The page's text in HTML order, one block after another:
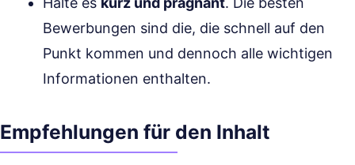
Bewerbungen sind die, die schnell auf den
Punkt kommen und dennoch alle wichtigen
Informationen enthalten.
Empfehlungen für den Inhalt